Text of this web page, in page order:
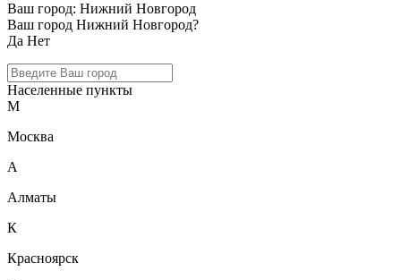
Ваш город: Нижний Новгород
Ваш город Нижний Новгород?
Да Нет
Населенные пункты
М
Москва
А
Алматы
К
Красноярск